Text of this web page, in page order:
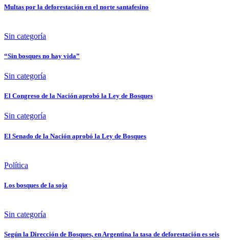
Multas por la deforestación en el norte santafesino
Sin categoría
“Sin bosques no hay vida”
Sin categoría
El Congreso de la Nación aprobó la Ley de Bosques
Sin categoría
El Senado de la Nación aprobó la Ley de Bosques
Política
Los bosques de la soja
Sin categoría
Según la Dirección de Bosques, en Argentina la tasa de deforestación es seis